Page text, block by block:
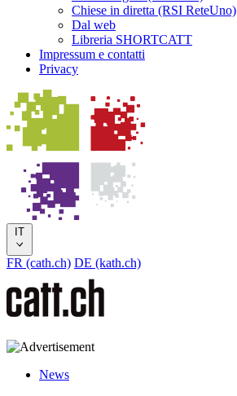
Chiese in diretta (RSI ReteUno)
Dal web
Libreria SHORTCATT
Impressum e contatti
Privacy
IT
FR (cath.ch) DE (kath.ch)
News